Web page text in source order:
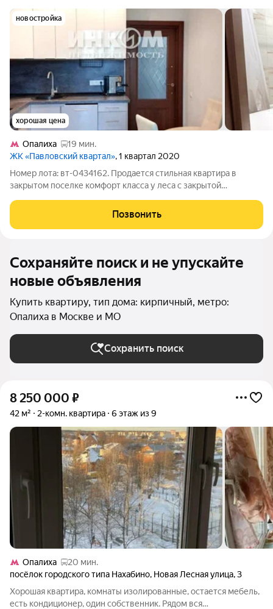
новостройка
хорошая цена
Опалиха
19 мин.
ЖК «Павловский квартал», 1 квартал 2020
Номер лота: вт-0434162. Продается стильная квартира в
закрытом поселке комфорт класса у леса с закрытой
оборудованная всей необходимой мебелью и техникой с
большой лоджией (утеплена и сделан
Позвонить
Сохраняйте поиск и не упускайте
новые объявления
Купить квартиру, тип дома: кирпичный, метро:
Опалиха в Москве и МО
Сохранить поиск
8 250 000 ₽
42 м² 2-комн. квартира 6 этаж из 9
Опалиха
20 мин.
посёлок городского типа Нахабино, Новая Лесная улица,3
Хорошая квартира, комнаты изолированные, остается мебель,
есть кондиционер, один собственник. Рядом вся